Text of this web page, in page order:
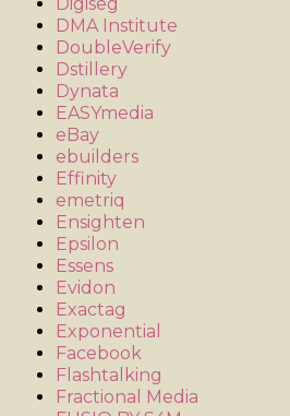
DMA Institute
DoubleVerify
Dstillery
Dynata
EASYmedia
eBay
ebuilders
Effinity
emetriq
Ensighten
Epsilon
Essens
Evidon
Exactag
Exponential
Facebook
Flashtalking
Fractional Media